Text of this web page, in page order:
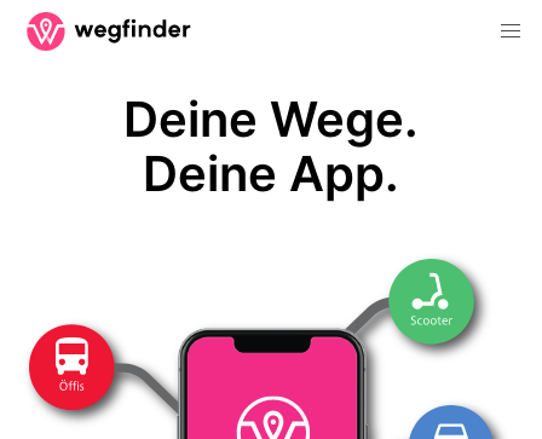
Deine Wege.
Deine App.